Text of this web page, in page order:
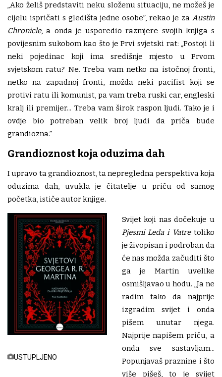
„Ako želiš predstaviti neku složenu situaciju, ne možeš je
cijelu ispričati s gledišta jedne osobe”, rekao je za Austin
Chronicle, a onda je usporedio razmjere svojih knjiga s
povijesnim sukobom kao što je Prvi svjetski rat: „Postoji li
neki pojedinac koji ima središnje mjesto u Prvom
svjetskom ratu? Ne. Treba vam netko na istočnoj fronti,
netko na zapadnoj fronti, možda neki pacifist koji se
protivi ratu ili komunist, pa vam treba ruski car, engleski
kralj ili premijer... Treba vam širok raspon ljudi. Tako je i
ovdje bio potreban velik broj ljudi da priča bude
grandiozna.”
Grandioznost koja oduzima dah
I upravo ta grandioznost, ta nepregledna perspektiva koja
oduzima dah, uvukla je čitatelje u priču od samog
početka, ističe autor knjige.
USTUPLJENO
Svijet koji nas dočekuje u
Pjesmi Leda i Vatre toliko
je živopisan i podroban da
će nas možda začuditi što
ga je Martin uvelike
osmišljavao u hodu. „Ja ne
radim tako da najprije
izgradim svijet i onda
pišem unutar njega.
Najprije napišem priču, a
onda sve sastavljam...
Popunjavaš praznine i što
više pišeš, to je svijet